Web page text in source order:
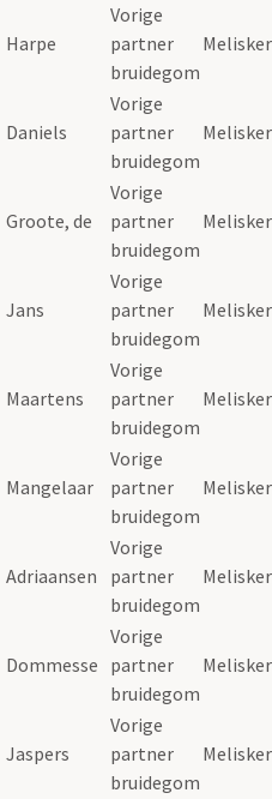
Harpe
Vorige
partner
bruidegom
Daniels
Vorige
partner
bruidegom
Groote, de
Vorige
partner
bruidegom
Jans
Vorige
partner
bruidegom
Maartens
Vorige
partner
bruidegom
Mangelaar
Vorige
partner
bruidegom
Adriaansen
Vorige
partner
bruidegom
Dommesse
Vorige
partner
bruidegom
Jaspers
Vorige
partner
bruidegom